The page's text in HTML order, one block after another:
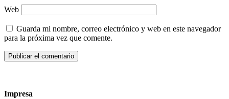
Web
Guarda mi nombre, correo electrónico y web en este navegador
para la próxima vez que comente.
Impresa